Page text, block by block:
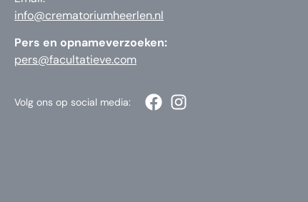
info@crematoriumheerlen.nl
Pers en opnameverzoeken:
pers@facultatieve.com
Volg ons op social media: